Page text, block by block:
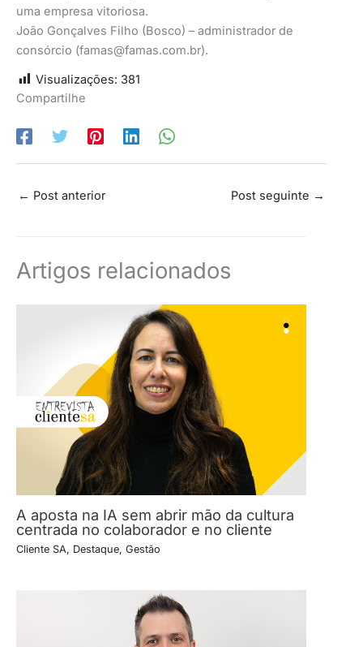
uma empresa vitoriosa.
João Gonçalves Filho (Bosco) – administrador de
consórcio (famas@famas.com.br).
Visualizações: 381
Compartilhe
← Post anterior Post seguinte →
Artigos relacionados
A aposta na IA sem abrir mão da cultura
centrada no colaborador e no cliente
Cliente SA, Destaque, Gestão